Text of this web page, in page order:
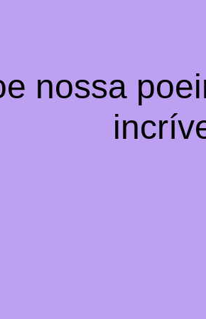
nossa